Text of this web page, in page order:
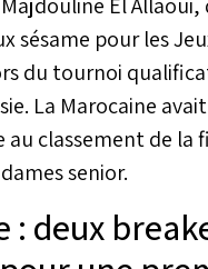
sésame pour les
du tournoi
La Marocaine
classement de la
senior.
: deux